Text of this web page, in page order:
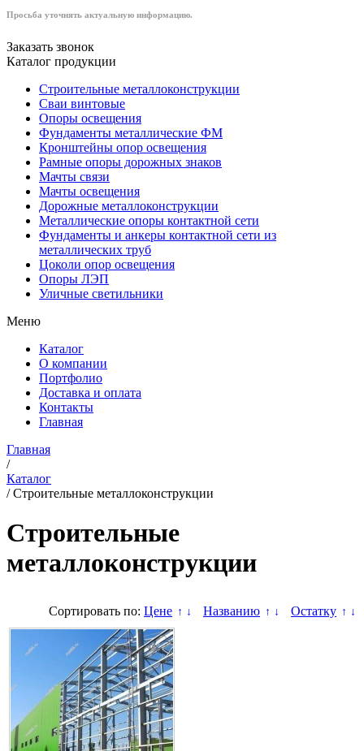
Просьба уточнять актуальную информацию.
Заказать звонок
Каталог продукции
Строительные металлоконструкции
Сваи винтовые
Опоры освещения
Фундаменты металлические ФМ
Кронштейны опор освещения
Рамные опоры дорожных знаков
Мачты связи
Мачты освещения
Дорожные металлоконструкции
Металлические опоры контактной сети
Фундаменты и анкеры контактной сети из
металлических труб
Цоколи опор освещения
Опоры ЛЭП
Уличные светильники
Меню
Каталог
О компании
Портфолио
Доставка и оплата
Контакты
Главная
Главная
/
Каталог
/Строительные металлоконструкции
Строительные
металлоконструкции
Сортировать по: Цене ↑ ↓ Названию ↑ ↓ Остатку ↑ ↓